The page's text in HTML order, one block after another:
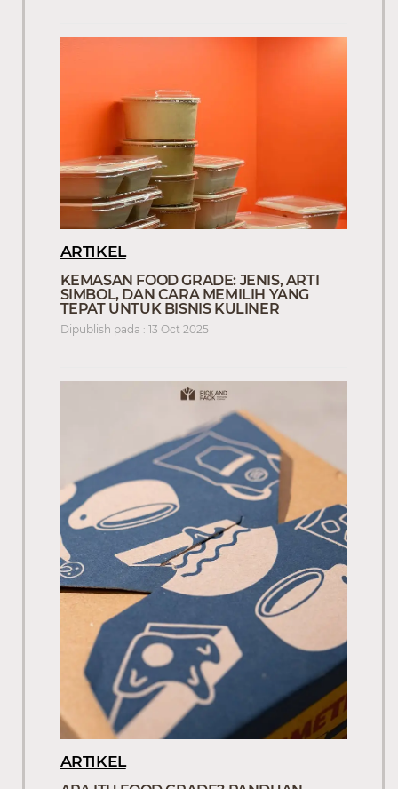
ARTIKEL
KEMASAN FOOD GRADE: JENIS, ARTI
SIMBOL, DAN CARA MEMILIH YANG
TEPAT UNTUK BISNIS KULINER
Dipublish pada : 13 Oct 2025
ARTIKEL